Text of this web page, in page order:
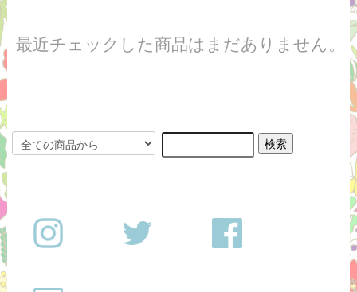
最近チェックした商品はまだありません。